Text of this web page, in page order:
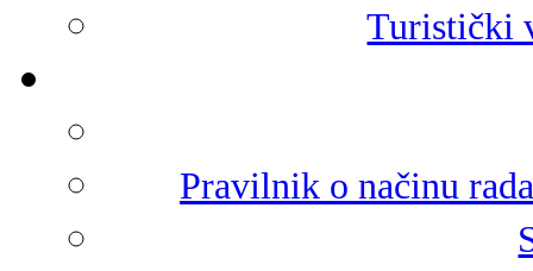
Turistički
Pravilnik o načinu